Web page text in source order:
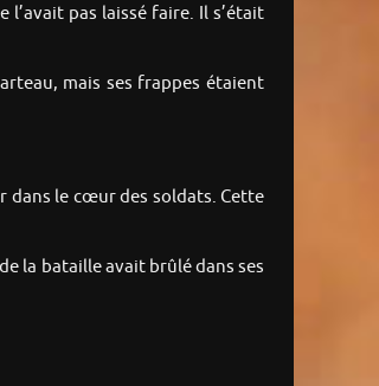
l’avait pas laissé faire. Il s’était
mais ses frappes étaient
dans le cœur des soldats. Cette
la bataille avait brûlé dans ses